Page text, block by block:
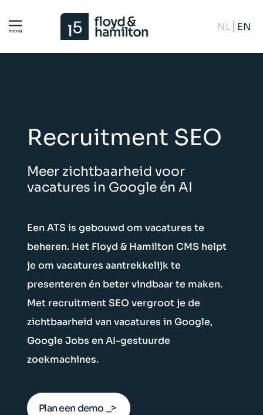
NL EN
Recruitment SEO
Meer zichtbaarheid voor
vacatures in Google én AI
Een ATS is gebouwd om vacatures te
beheren. Het Floyd & Hamilton CMS helpt
je om vacatures aantrekkelijk te
presenteren én beter vindbaar te maken.
Met recruitment SEO vergroot je de
zichtbaarheid van vacatures in Google,
Google Jobs en AI-gestuurde
zoekmachines.
Plan een demo